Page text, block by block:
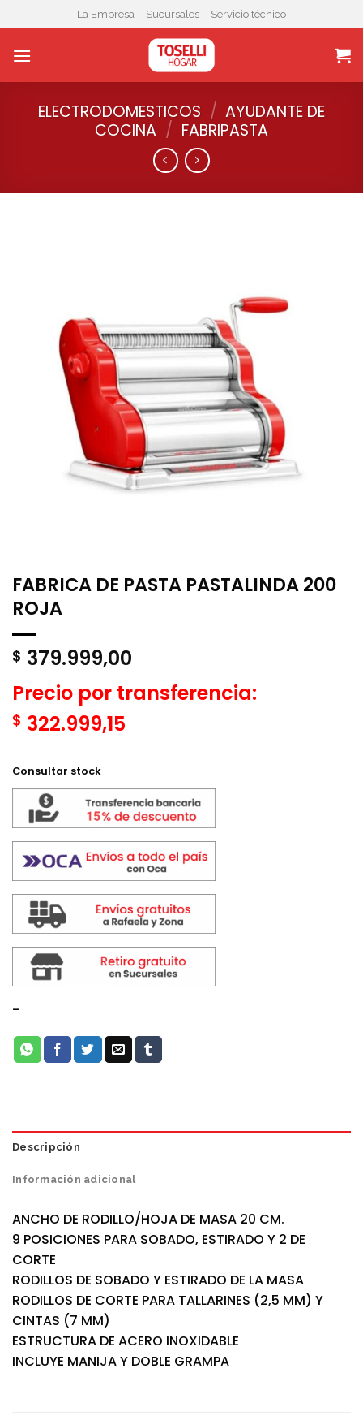
to
content
La Empresa Sucursales Servicio técnico
ELECTRODOMESTICOS / AYUDANTE DE
COCINA / FABRIPASTA
FABRICA DE PASTA PASTALINDA 200
ROJA
$ 379.999,00
Precio por transferencia:
$ 322.999,15
Consultar stock
-
Descripción
Información adicional
ANCHO DE RODILLO/HOJA DE MASA 20 CM.
9 POSICIONES PARA SOBADO, ESTIRADO Y 2 DE
CORTE
RODILLOS DE SOBADO Y ESTIRADO DE LA MASA
RODILLOS DE CORTE PARA TALLARINES (2,5 MM) Y
CINTAS (7 MM)
ESTRUCTURA DE ACERO INOXIDABLE
INCLUYE MANIJA Y DOBLE GRAMPA